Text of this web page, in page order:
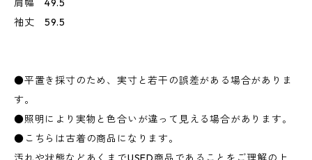
肩幅 49.5
袖丈 59.5
●平置き採寸のため、実寸と若干の誤差がある場合がありま
す。
●照明により実物と色合いが違って見える場合があります。
●こちらは古着の商品になります。